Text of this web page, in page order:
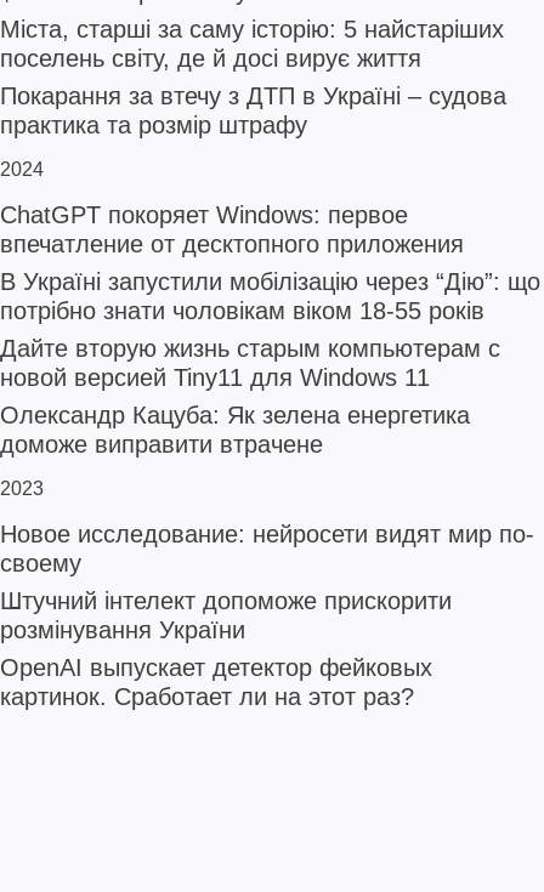
Міста, старші за саму історію: 5 найстаріших
поселень світу, де й досі вирує життя
Покарання за втечу з ДТП в Україні – судова
практика та розмір штрафу
2024
ChatGPT покоряет Windows: первое
впечатление от десктопного приложения
В Україні запустили мобілізацію через “Дію”: що
потрібно знати чоловікам віком 18-55 років
Дайте вторую жизнь старым компьютерам с
новой версией Tiny11 для Windows 11
Олександр Кацуба: Як зелена енергетика
доможе виправити втрачене
2023
Новое исследование: нейросети видят мир по-
своему
Штучний інтелект допоможе прискорити
розмінування України
OpenAI выпускает детектор фейковых
картинок. Сработает ли на этот раз?